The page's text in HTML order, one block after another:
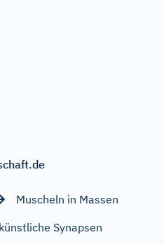
Muscheln in Massen
Synapsen